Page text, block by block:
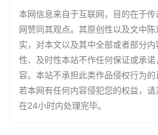
本网信息来自于互联网，目的在于
网赞同其观点。其原创性以及文中
实，对本文以及其中全部或者部分
性、及时性本站不作任何保证或承
容。本站不承担此类作品侵权行为
若本网有任何内容侵犯您的权益，
在24小时内处理完毕。